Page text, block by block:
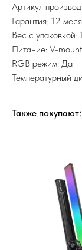
Артикул
Гарантия: 12
Вес с упаковкой:
Питание: V-
RGB режим: Да
Температурный
Также покупают: